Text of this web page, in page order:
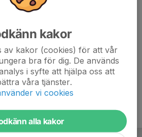
kakor
av kakor (cookies) för att vår
bra för dig. De används
i syfte att hjälpa oss att
våra tjänster.
vi cookies
alla kakor